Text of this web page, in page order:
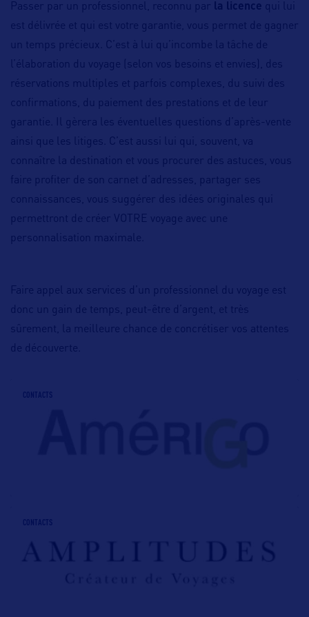
Passer par un professionnel, reconnu par la licence qui lui
est délivrée et qui est votre garantie, vous permet de gagner
un temps précieux. C’est à lui qu’incombe la tâche de
l’élaboration du voyage (selon vos besoins et envies), des
réservations multiples et parfois complexes, du suivi des
confirmations, du paiement des prestations et de leur
garantie. Il gèrera les éventuelles questions d’après-vente
ainsi que les litiges. C’est aussi lui qui, souvent, va
connaître la destination et vous procurer des astuces, vous
faire profiter de son carnet d’adresses, partager ses
connaissances, vous suggérer des idées originales qui
permettront de créer VOTRE voyage avec une
personnalisation maximale.
Faire appel aux services d’un professionnel du voyage est
donc un gain de temps, peut-être d’argent, et très
sûrement, la meilleure chance de concrétiser vos attentes
de découverte.
CONTACTS
CONTACTS